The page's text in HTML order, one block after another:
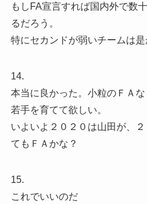
もしFA宣言すれば国内外で数
るだろう。
特にセカンドが弱いチームは是
14.
本当に良かった。小粒のＦＡな
若手を育てて欲しい。
いよいよ２０２０は山田が、
てもＦＡかな？
15.
これでいいのだ